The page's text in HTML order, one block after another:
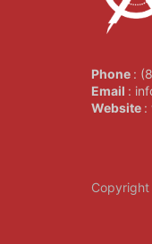
Phone :
Email :
Website :